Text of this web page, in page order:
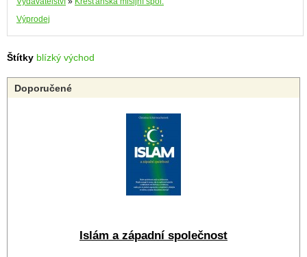
Výprodej
Štítky blízký východ
Doporučené
Islám a západní společnost